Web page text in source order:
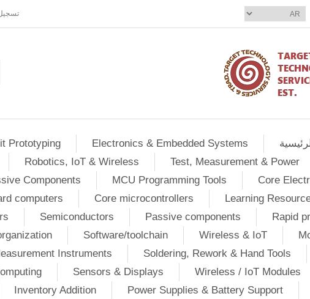
Electronics & Embedded Systems
Prototyping
Test, Measurement & Power
Robotics, IoT & Wireless
Core
MCU Programming Tools
Components
Learning
Core microcontrollers
computers
Rapid
Passive components
Semiconductors
Wireless & IoT
Software/toolchain
Soldering, Rework & Hand Tools
Instruments
Wireless / IoT Modules
Sensors & Displays
Power Supplies & Battery Support
Inventory Addition